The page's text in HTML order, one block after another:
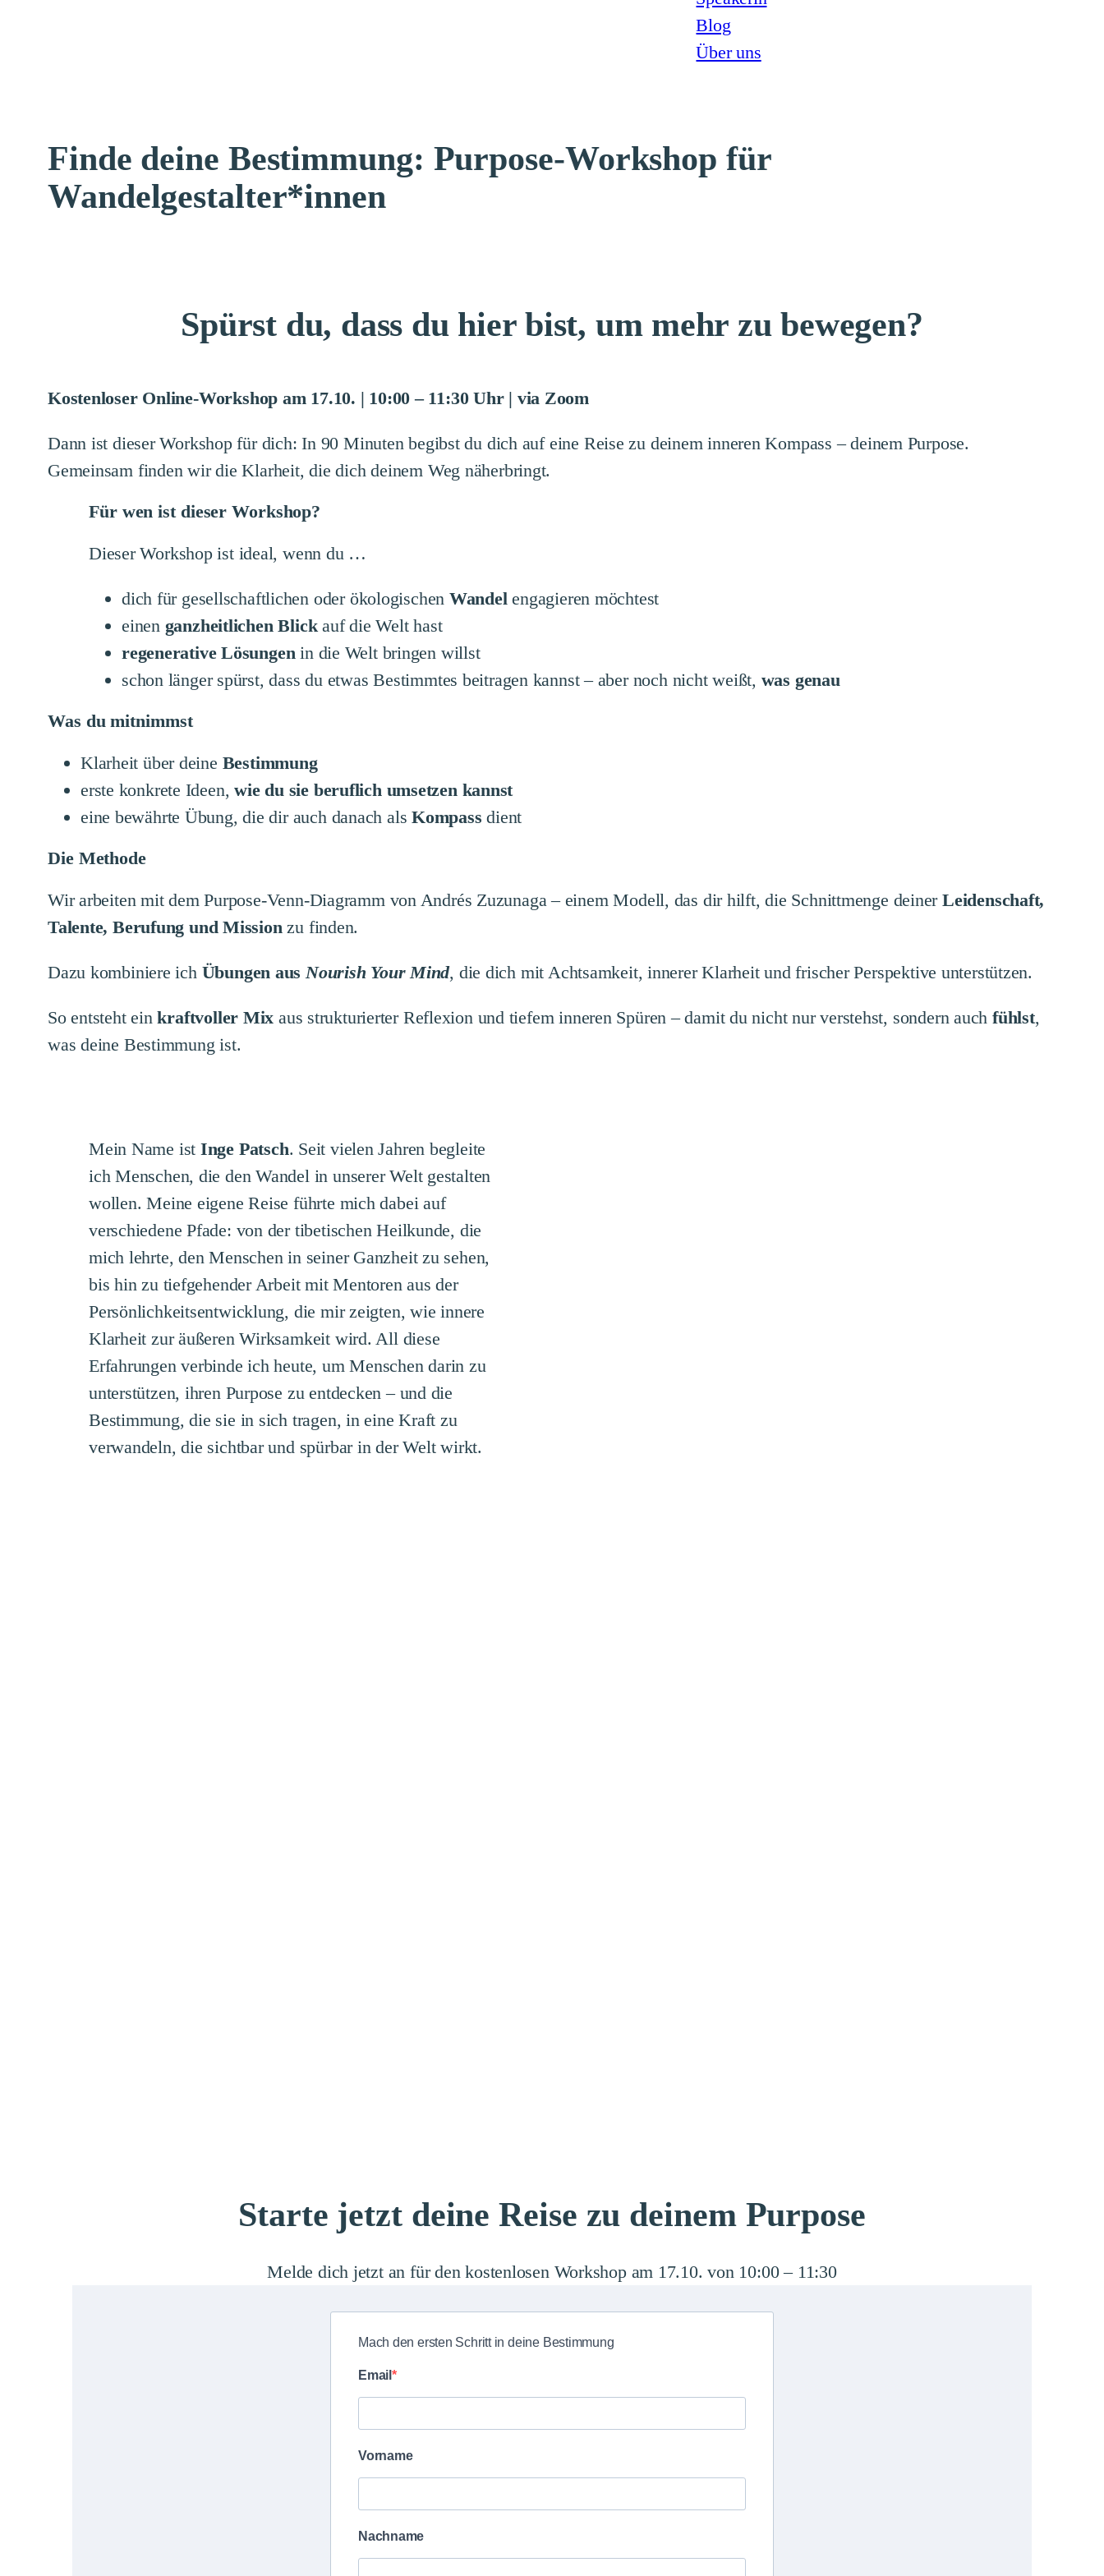
Blog
Über uns
Finde deine Bestimmung: Purpose-Workshop für
Wandelgestalter*innen
Spürst du, dass du hier bist, um mehr zu bewegen?
Kostenloser Online-Workshop am 17.10. | 10:00 – 11:30 Uhr | via Zoom
Dann ist dieser Workshop für dich: In 90 Minuten begibst du dich auf eine Reise zu deinem inneren Kompass – deinem Purpose.
Gemeinsam finden wir die Klarheit, die dich deinem Weg näherbringt.
Für wen ist dieser Workshop?
Dieser Workshop ist ideal, wenn du …
dich für gesellschaftlichen oder ökologischen Wandel engagieren möchtest
einen ganzheitlichen Blickauf die Welt hast
regenerative Lösungen in die Welt bringen willst
schon länger spürst, dass du etwas Bestimmtes beitragen kannst – aber noch nicht weißt, was genau
Was du mitnimmst
Klarheit über deine Bestimmung
erste konkrete Ideen,wie du sie beruflich umsetzen kannst
eine bewährte Übung, die dir auch danach alsKompass dient
Die Methode
Wir arbeiten mit dem Purpose-Venn-Diagramm von Andrés Zuzunaga – einem Modell, das dir hilft, die Schnittmenge deinerLeidenschaft,
Talente, Berufung und Mission zu finden.
Dazu kombiniere ich Übungen aus Nourish Your Mind, die dich mit Achtsamkeit, innerer Klarheit und frischer Perspektive unterstützen.
So entsteht einkraftvoller Mix aus strukturierter Reflexion und tiefem inneren Spüren – damit du nicht nur verstehst, sondern auch fühlst,
was deine Bestimmung ist.
Mein Name ist Inge Patsch. Seit vielen Jahren begleite
ich Menschen, die den Wandel in unserer Welt gestalten
wollen. Meine eigene Reise führte mich dabei auf
verschiedene Pfade: von der tibetischen Heilkunde, die
mich lehrte, den Menschen in seiner Ganzheit zu sehen,
bis hin zu tiefgehender Arbeit mit Mentoren aus der
Persönlichkeitsentwicklung, die mir zeigten, wie innere
Klarheit zur äußeren Wirksamkeit wird. All diese
Erfahrungen verbinde ich heute, um Menschen darin zu
unterstützen, ihren Purpose zu entdecken – und die
Bestimmung, die sie in sich tragen, in eine Kraft zu
verwandeln, die sichtbar und spürbar in der Welt wirkt.
Starte jetzt deine Reise zu deinem Purpose
Melde dich jetzt an für den kostenlosen Workshop am 17.10. von 10:00 – 11:30
Mach den ersten Schritt in deine Bestimmung
Email
Vorname
Nachname